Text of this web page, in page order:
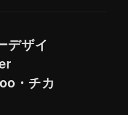
デザイ
・チカ